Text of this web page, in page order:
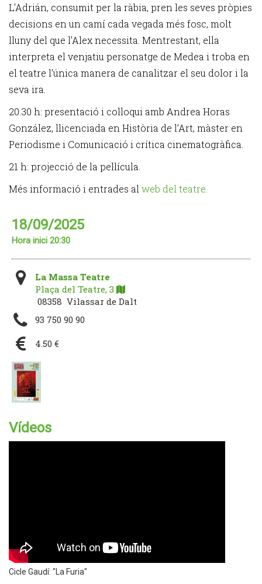
L'Adrián, consumit per la ràbia, pren les seves pròpies
decisions en un camí cada vegada més fosc, molt
lluny del que l’Alex necessita. Mentrestant, ella
interpreta el venjatiu personatge de Medea i troba en
el teatre l’única manera de canalitzar el seu dolor i la
seva ira.
20.30 h: presentació i col·loqui amb Andrea Horas
González, llicenciada en Història de l’Art, màster en
Periodisme i Comunicació i crítica cinematogràfica.
21 h: projecció de la pel·lícula.
Més informació i entrades al web del teatre.
18/09/2025
Hora inici 20:30
La Massa Teatre
Plaça del Teatre, 3
08358 Vilassar de Dalt
93 750 90 90
4.50 €
Vídeos
Cicle Gaudí: "La Furia"